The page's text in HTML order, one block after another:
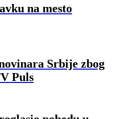
na mesto
Srbije zbog
Puls